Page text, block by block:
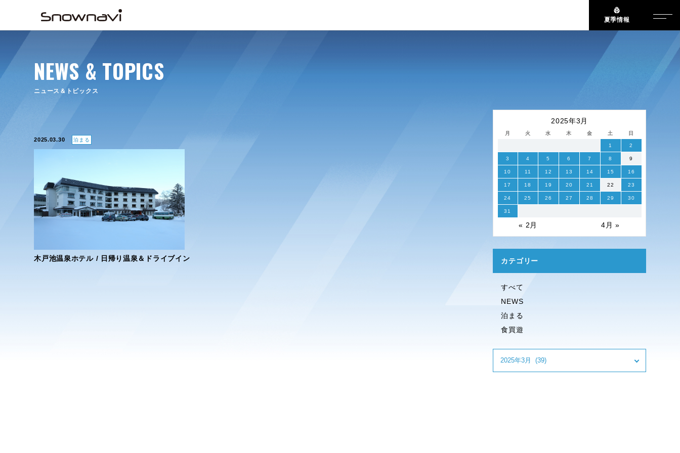
夏季情報
NEWS & TOPICS
ニュース＆トピックス
2025.03.30 泊まる
木戸池温泉ホテル / 日帰り温泉＆ドライブイン
2025年3月
月 火 水 木 金 土 日
« 2月 4月 »
1 2
3 4 5 6 7 8 9
10 11 12 13 14 15 16
17 18 19 20 21 22 23
24 25 26 27 28 29 30
31
カテゴリー
すべて
NEWS
泊まる
食買遊